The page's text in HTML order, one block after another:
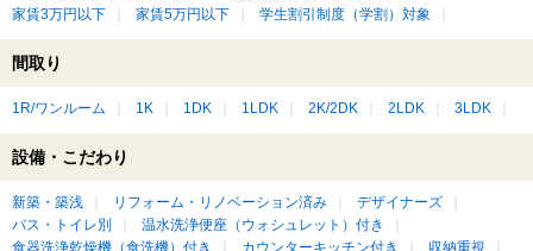
家賃3万円以下
家賃5万円以下 学生割引制度（学割）対象
間取り
1R/ワンルーム 1K 1DK 1LDK 2K/2DK 2LDK 3LDK
設備・こだわり
新築・築浅 リフォーム・リノベーション済み
デザイナーズ
バス・トイレ別
温水洗浄便座（ウォシュレット）付き
食器洗浄乾燥機（食洗機）付き
カウンターキッチン付き
収納重視